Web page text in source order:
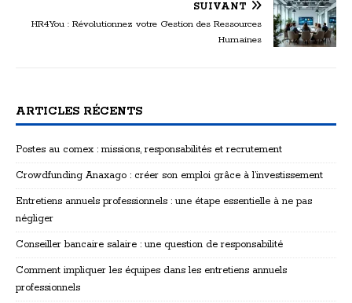
SUIVANT
HR4You : Révolutionnez votre Gestion des Ressources
Humaines
ARTICLES RÉCENTS
Postes au comex : missions, responsabilités et recrutement
Crowdfunding Anaxago : créer son emploi grâce à l’investissement
Entretiens annuels professionnels : une étape essentielle à ne pas
négliger
Conseiller bancaire salaire : une question de responsabilité
Comment impliquer les équipes dans les entretiens annuels
professionnels